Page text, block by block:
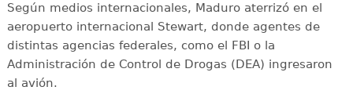
Según medios internacionales, Maduro aterrizó en el
aeropuerto internacional Stewart, donde agentes de
distintas agencias federales, como el FBI o la
Administración de Control de Drogas (DEA) ingresaron
al avión.